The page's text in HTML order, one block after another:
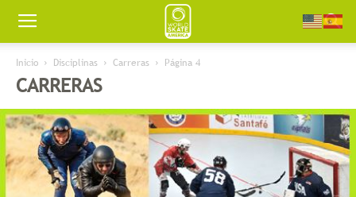
Worldskate
America
Inicio Disciplinas Carreras Página 4
CARRERAS